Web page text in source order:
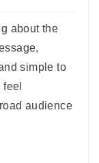
about the
simple to
audience